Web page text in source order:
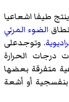
طيفا اشعاعيا
الضوء المرئي
. وتوجدعلى
درجات الحرارة
متفرقة بعضها
أو أشعة